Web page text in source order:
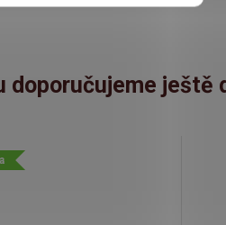
doporučujeme ještě